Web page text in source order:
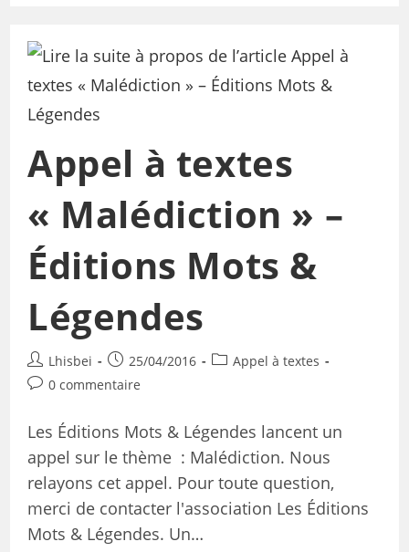
Appel à textes
« Malédiction » –
Éditions Mots &
Légendes
Lhisbei 25/04/2016
Appel à textes
0 commentaire
Les Éditions Mots & Légendes lancent un
appel sur le thème : Malédiction. Nous
relayons cet appel. Pour toute question,
merci de contacter l'association Les Éditions
Mots & Légendes. Un…